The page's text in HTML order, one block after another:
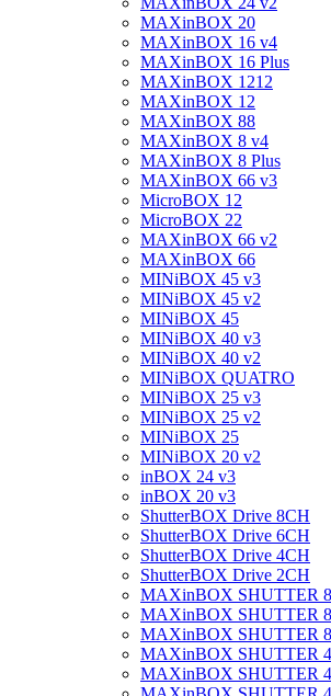
MAXinBOX 20
MAXinBOX 16 v4
MAXinBOX 16 Plus
MAXinBOX 1212
MAXinBOX 12
MAXinBOX 88
MAXinBOX 8 v4
MAXinBOX 8 Plus
MAXinBOX 66 v3
MicroBOX 12
MicroBOX 22
MAXinBOX 66 v2
MAXinBOX 66
MINiBOX 45 v3
MINiBOX 45 v2
MINiBOX 45
MINiBOX 40 v3
MINiBOX 40 v2
MINiBOX QUATRO
MINiBOX 25 v3
MINiBOX 25 v2
MINiBOX 25
MINiBOX 20 v2
inBOX 24 v3
inBOX 20 v3
ShutterBOX Drive 8CH
ShutterBOX Drive 6CH
ShutterBOX Drive 4CH
ShutterBOX Drive 2CH
MAXinBOX SHUTTER
MAXinBOX SHUTTER
MAXinBOX SHUTTER
MAXinBOX SHUTTER
MAXinBOX SHUTTER